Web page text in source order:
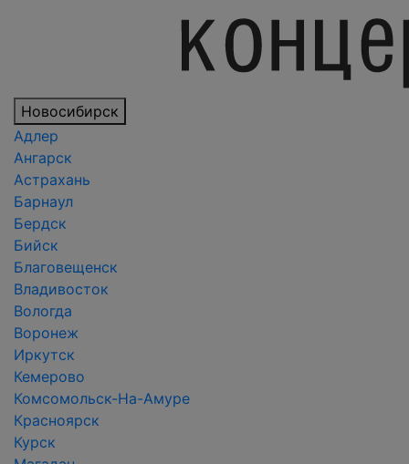
Новосибирск
Адлер
Ангарск
Астрахань
Барнаул
Бердск
Бийск
Благовещенск
Владивосток
Вологда
Воронеж
Иркутск
Кемерово
Комсомольск-На-Амуре
Красноярск
Курск